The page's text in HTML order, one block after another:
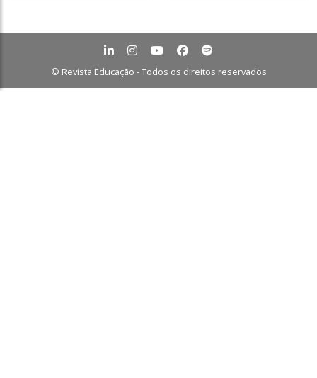
© Revista Educação - Todos os direitos reservados